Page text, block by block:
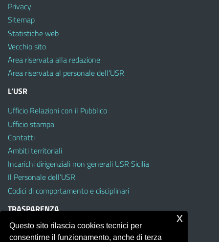
Privacy
Sitemap
Statistiche web
Vecchio sito
Area riservata alla redazione
Area riservata al personale dell’USR
L’USR
Ufficio Relazioni con il Pubblico
Ufficio stampa
Contatti
Ambiti territoriali
Incarichi dirigenziali non generali USR Sicilia
Il Personale dell’USR
Codici di comportamento e disciplinari
TRASPARENZA
Albo on line
Questo sito rilascia cookies tecnici per
consentirne il funzionamento, anche di terza
x